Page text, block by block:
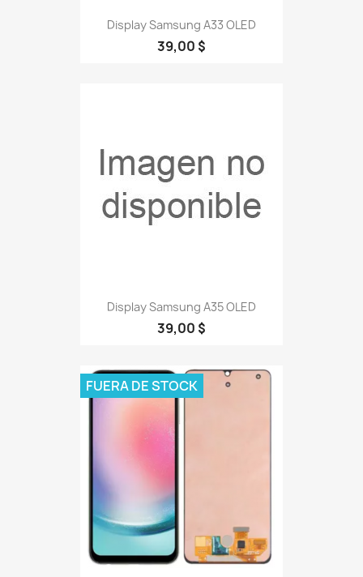
Display Samsung A33 OLED
39,00 $
Display Samsung A35 OLED
39,00 $
FUERA DE STOCK